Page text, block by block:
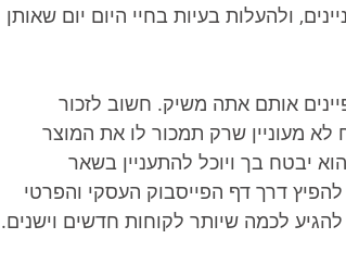
ולהעלות בעיות בחיי היום יום שאותן
אותם אתה משיק. חשוב לזכור
מעוניין שרק תמכור לו את המוצר
יבטח בך ויוכל להתעניין בשאר
דרך דף הפייסבוק העסקי והפרטי
לכמה שיותר לקוחות חדשים וישנים.